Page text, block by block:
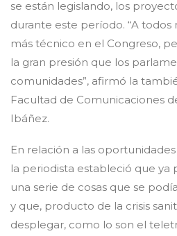
se están legislando, los
durante este período. “A
más técnico en el Congreso,
la gran presión que los
comunidades”, afirmó la
Facultad de Comunicaciones
Ibáñez.
En relación a las
la periodista estableció que ya
una serie de cosas que se
y que, producto de la crisis
desplegar, como lo son el